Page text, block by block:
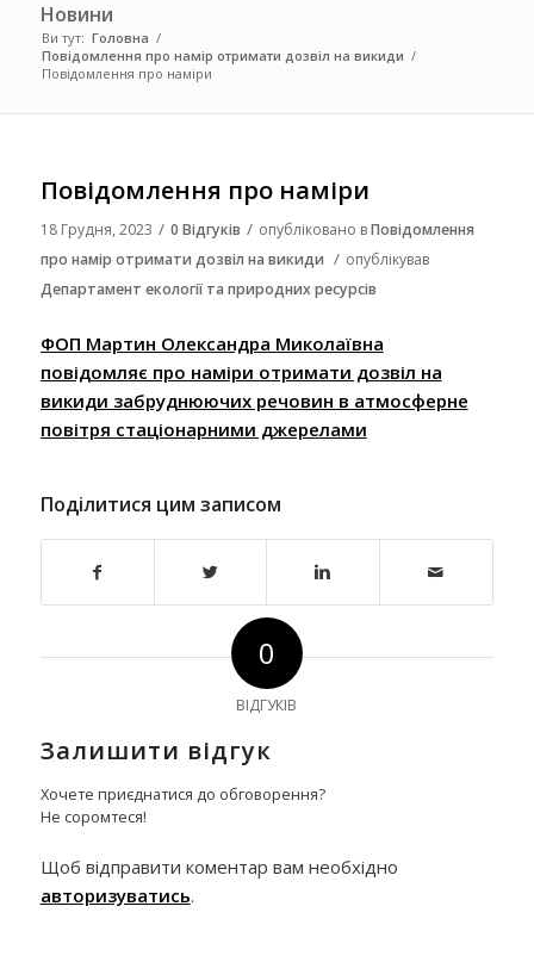
Новини
Ви тут: Головна /
Повідомлення про намір отримати дозвіл на викиди /
Повідомлення про наміри
Повідомлення про наміри
18 Грудня, 2023 / 0 Відгуків / опубліковано вПовідомлення
про намір отримати дозвіл на викиди / опублікував
Департамент екології та природних ресурсів
ФОП Мартин Олександра Миколаївна
повідомляє про наміри отримати дозвіл на
викиди забруднюючих речовин в атмосферне
повітря стаціонарними джерелами
Поділитися цим записом
0
ВІДГУКІВ
Залишити відгук
Хочете приєднатися до обговорення?
Не соромтеся!
Щоб відправити коментар вам необхідно
авторизуватись.